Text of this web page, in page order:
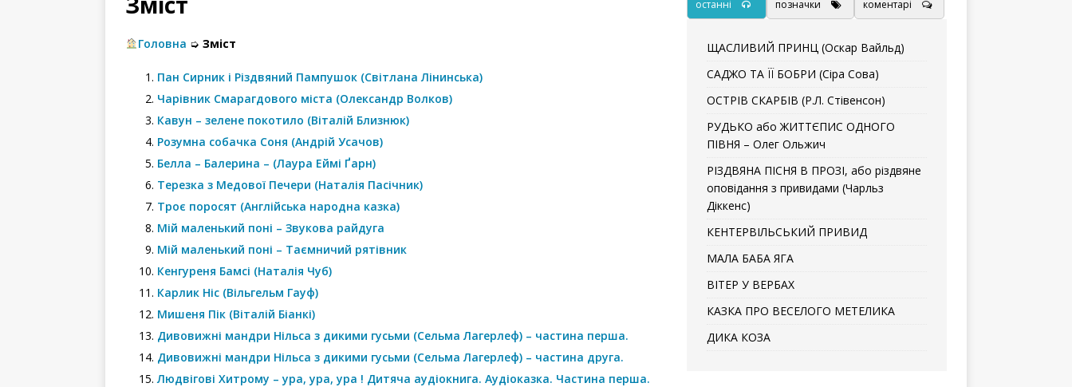
Головна ➭ Зміст
Пан Сирник і Різдвяний Пампушок (Світлана Лінинська)
Чарівник Смарагдового міста (Олександр Волков)
Кавун – зелене покотило (Віталій Близнюк)
Розумна собачка Соня (Андрій Усачов)
Белла – Балерина – (Лаура Еймі Ґарн)
Терезка з Медової Печери (Наталія Пасічник)
Троє поросят (Англійська народна казка)
Мій маленький поні – Звукова райдуга
Мій маленький поні – Таємничий рятівник
Кенгуреня Бамсі (Наталія Чуб)
Карлик Ніс (Вільгельм Гауф)
Мишеня Пік (Віталій Біанкі)
Дивовижні мандри Нільса з дикими гусьми (Сельма Лагерлеф) – частина перша.
Дивовижні мандри Нільса з дикими гусьми (Сельма Лагерлеф) – частина друга.
Людвігові Хитрому – ура, ура, ура ! Дитяча аудіокнига. Аудіоказка. Частина перша.
останні позначки коментарі
ЩАСЛИВИЙ ПРИНЦ (Оскар Вайльд)
САДЖО ТА ЇЇ БОБРИ (Сіра Сова)
ОСТРІВ СКАРБІВ (Р.Л. Стівенсон)
РУДЬКО або ЖИТТЄПИС ОДНОГО
ПІВНЯ – Олег Ольжич
РІЗДВЯНА ПІСНЯ В ПРОЗІ, або різдвяне
оповідання з привидами (Чарльз
Діккенс)
КЕНТЕРВІЛЬСЬКИЙ ПРИВИД
МАЛА БАБА ЯГА
ВІТЕР У ВЕРБАХ
КАЗКА ПРО ВЕСЕЛОГО МЕТЕЛИКА
ДИКА КОЗА